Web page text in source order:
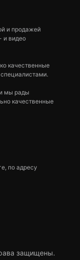
и продажей
и видео
качественные
мы рады
качественные
по адресу
защищены.